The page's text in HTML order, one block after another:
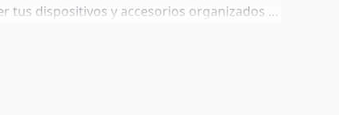
tus dispositivos y accesorios organizados y